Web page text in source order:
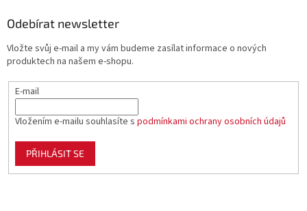
Odebírat newsletter
Vložte svůj e-mail a my vám budeme zasílat informace o nových
produktech na našem e-shopu.
E-mail
Vložením e-mailu souhlasíte s podmínkami ochrany osobních údajů
PŘIHLÁSIT SE